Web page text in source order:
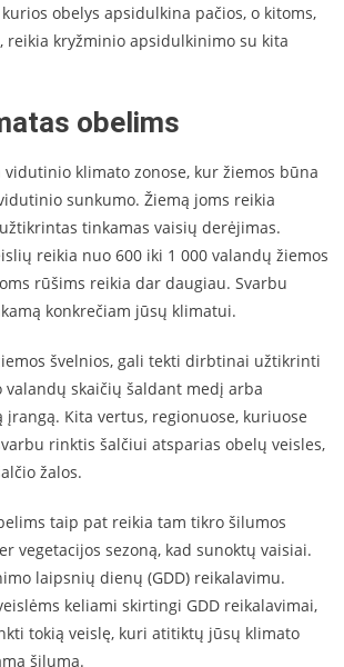
obelys apsidulkina pačios, o kitoms,
reikia kryžminio apsidulkinimo su kita
obelims
vidutinio klimato zonose, kur žiemos būna
sunkumo. Žiemą joms reikia
tinkamas vaisių derėjimas.
reikia nuo 600 iki 1 000 valandų žiemos
rūšims reikia dar daugiau. Svarbu
konkrečiam jūsų klimatui.
švelnios, gali tekti dirbtinai užtikrinti
valandų skaičių šaldant medį arba
Kita vertus, regionuose, kuriuose
rinktis šalčiui atsparias obelų veisles,
žalos.
taip pat reikia tam tikro šilumos
vegetacijos sezoną, kad sunoktų vaisiai.
laipsnių dienų (GDD) reikalavimu.
keliami skirtingi GDD reikalavimai,
tokią veislę, kuri atitiktų jūsų klimato
šilumą.